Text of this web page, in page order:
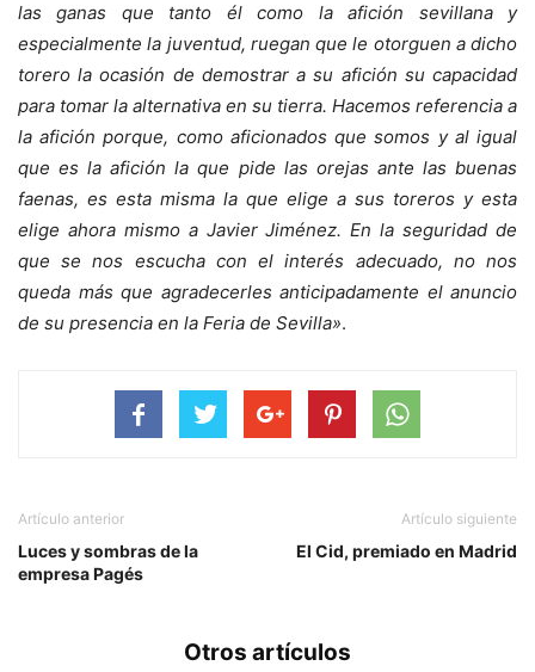
las ganas que tanto él como la afición sevillana y
especialmente la juventud, ruegan que le otorguen a dicho
torero la ocasión de demostrar a su afición su capacidad
para tomar la alternativa en su tierra. Hacemos referencia a
la afición porque, como aficionados que somos y al igual
que es la afición la que pide las orejas ante las buenas
faenas, es esta misma la que elige a sus toreros y esta
elige ahora mismo a Javier Jiménez. En la seguridad de
que se nos escucha con el interés adecuado, no nos
queda más que agradecerles anticipadamente el anuncio
de su presencia en la Feria de Sevilla».
Artículo anterior
Luces y sombras de la
empresa Pagés
Artículo siguiente
El Cid, premiado en Madrid
Otros artículos